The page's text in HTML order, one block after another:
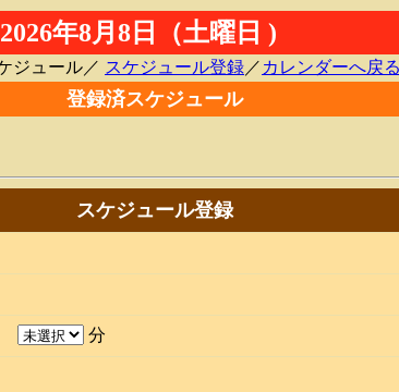
2026年8月8日（土曜日 )
ジュール／ スケジュール登録 ／ カレンダーへ戻る
登録済スケジュール
スケジュール登録
分